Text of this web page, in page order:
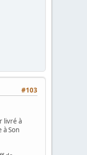
#103
livré à
à Son